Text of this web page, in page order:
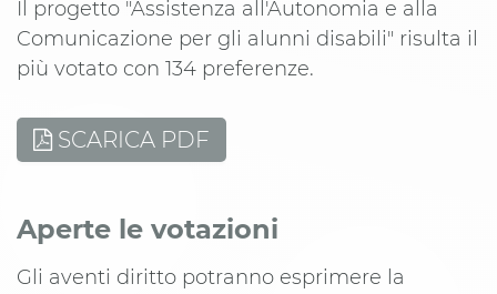
Il progetto "Assistenza all'Autonomia e alla
Comunicazione per gli alunni disabili" risulta il
più votato con 134 preferenze.
SCARICA PDF
Aperte le votazioni
Gli aventi diritto potranno esprimere la